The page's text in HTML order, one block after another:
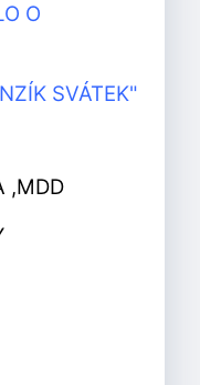
O
SVÁTEK"
,MDD